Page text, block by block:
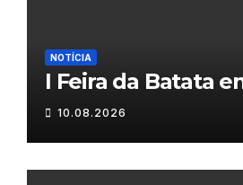
NOTÍCIA
I Feira da Batata
10.08.2026